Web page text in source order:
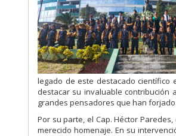
legado de este destacado científico
destacar su invaluable contribución
grandes pensadores que han
Por su parte, el Cap. Héctor
merecido homenaje. En su